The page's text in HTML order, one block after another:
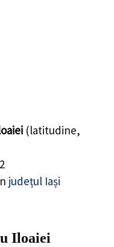
(latitudine,
județul Iași
Iloaiei